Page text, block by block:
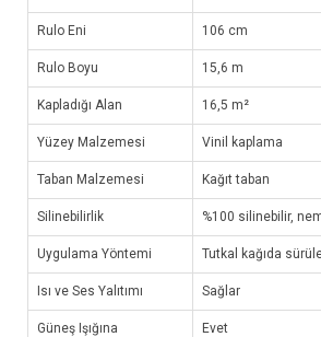
Rulo Eni 106 cm
Rulo Boyu 15,6 m
Kapladığı Alan 16,5 m²
Yüzey Malzemesi Vinil kaplama
Taban Malzemesi Kağıt taban
Silinebilirlik %100 silinebilir,
Uygulama Yöntemi Tutkal kağıda
Isı ve Ses Yalıtımı Sağlar
Güneş Işığına
Evet